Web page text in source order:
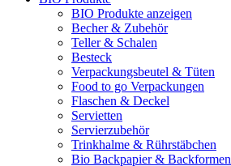
BIO Produkte anzeigen
Becher & Zubehör
Teller & Schalen
Besteck
Verpackungsbeutel & Tüten
Food to go Verpackungen
Flaschen & Deckel
Servietten
Servierzubehör
Trinkhalme & Rührstäbchen
Bio Backpapier & Backformen